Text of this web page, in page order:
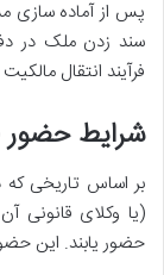
پس از آماده سازی
سند زدن ملک در
فرآیند انتقال
شرایط حضور
بر اساس تاریخی که
(یا وکلای قانونی
حضور یابند. این